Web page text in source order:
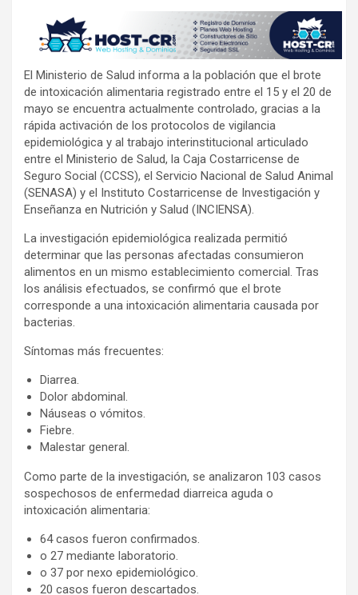
El Ministerio de Salud informa a la población que el brote
de intoxicación alimentaria registrado entre el 15 y el 20 de
mayo se encuentra actualmente controlado, gracias a la
rápida activación de los protocolos de vigilancia
epidemiológica y al trabajo interinstitucional articulado
entre el Ministerio de Salud, la Caja Costarricense de
Seguro Social (CCSS), el Servicio Nacional de Salud Animal
(SENASA) y el Instituto Costarricense de Investigación y
Enseñanza en Nutrición y Salud (INCIENSA).
La investigación epidemiológica realizada permitió
determinar que las personas afectadas consumieron
alimentos en un mismo establecimiento comercial. Tras
los análisis efectuados, se confirmó que el brote
corresponde a una intoxicación alimentaria causada por
bacterias.
Síntomas más frecuentes:
Diarrea.
Dolor abdominal.
Náuseas o vómitos.
Fiebre.
Malestar general.
Como parte de la investigación, se analizaron 103 casos
sospechosos de enfermedad diarreica aguda o
intoxicación alimentaria:
64 casos fueron confirmados.
o 27 mediante laboratorio.
o 37 por nexo epidemiológico.
20 casos fueron descartados.